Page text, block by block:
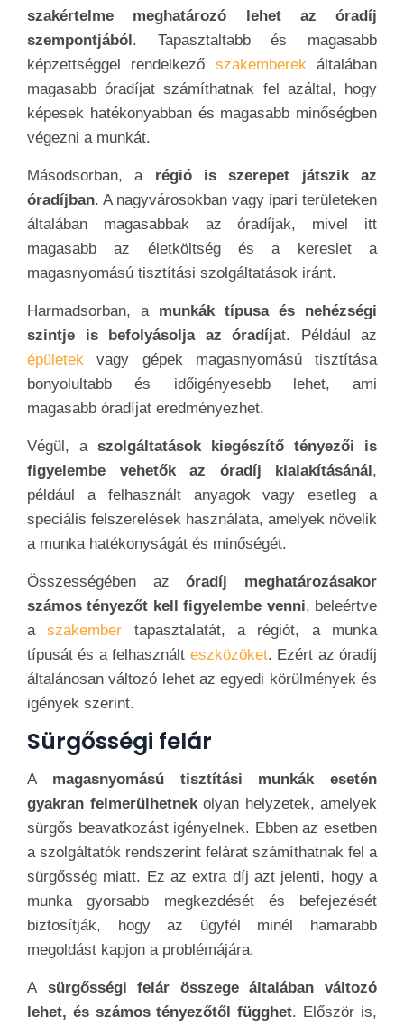
szakértelme meghatározó lehet az óradíj
szempontjából. Tapasztaltabb és magasabb
képzettséggel rendelkező szakemberekáltalában
magasabb óradíjat számíthatnak fel azáltal, hogy
képesek hatékonyabban és magasabb minőségben
végezni a munkát.
Másodsorban, arégió is szerepet játszik az
óradíjban. A nagyvárosokban vagy ipari területeken
általában magasabbak az óradíjak, mivel itt
magasabb az életköltség és a kereslet a
magasnyomású tisztítási szolgáltatások iránt.
Harmadsorban, amunkák típusa és nehézségi
szintje is befolyásolja az óradíjat. Például az
épületekvagy gépek magasnyomású tisztítása
bonyolultabb és időigényesebb lehet, ami
magasabb óradíjat eredményezhet.
Végül, aszolgáltatások kiegészítő tényezői is
figyelembe vehetők az óradíj kialakításánál,
például a felhasznált anyagok vagy esetleg a
speciális felszerelések használata, amelyek növelik
a munka hatékonyságát és minőségét.
Összességében azóradíj meghatározásakor
számos tényezőt kell figyelembe venni, beleértve
aszakember tapasztalatát, a régiót, a munka
típusát és a felhasznált eszközöket. Ezért az óradíj
általánosan változó lehet az egyedi körülmények és
igények szerint.
Sürgősségi felár
A magasnyomású tisztítási munkák esetén
gyakran felmerülhetnek olyan helyzetek, amelyek
sürgős beavatkozást igényelnek. Ebben az esetben
a szolgáltatók rendszerint felárat számíthatnak fel a
sürgősség miatt. Ez az extra díj azt jelenti, hogy a
munka gyorsabb megkezdését és befejezését
biztosítják, hogy az ügyfél minél hamarabb
megoldást kapjon a problémájára.
A sürgősségi felár összege általában változó
lehet, és számos tényezőtől függhet. Először is,